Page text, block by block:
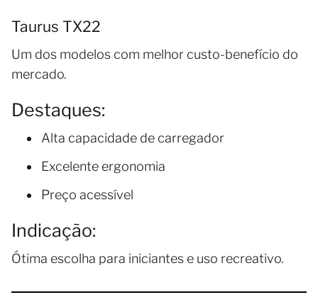
Taurus TX22
Um dos modelos com melhor custo-benefício do
mercado.
Destaques:
Alta capacidade de carregador
Excelente ergonomia
Preço acessível
Indicação:
Ótima escolha para iniciantes e uso recreativo.